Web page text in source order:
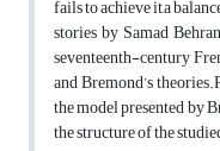
fails to achieve it,a
stories by Samad
seventeenth-century
and Bremond’s
the model presented by
the structure of the